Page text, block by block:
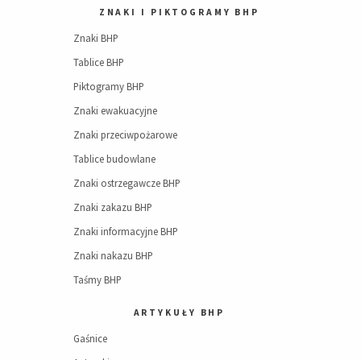
ZNAKI I PIKTOGRAMY BHP
Znaki BHP
Tablice BHP
Piktogramy BHP
Znaki ewakuacyjne
Znaki przeciwpożarowe
Tablice budowlane
Znaki ostrzegawcze BHP
Znaki zakazu BHP
Znaki informacyjne BHP
Znaki nakazu BHP
Taśmy BHP
ARTYKUŁY BHP
Gaśnice